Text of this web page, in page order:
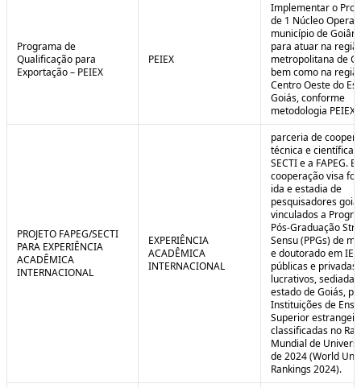
Programa de
Qualificação para
Exportação – PEIEX
PEIEX
Implementar o
de 1 Núcleo
município de
para atuar na
metropolitana de
bem como na
Centro Oeste do
Goiás, conforme
metodologia PEIEX.
PROJETO FAPEG/SECTI
PARA EXPERIÊNCIA
ACADÊMICA
INTERNACIONAL
EXPERIÊNCIA
ACADÊMICA
INTERNACIONAL
parceria de
técnica e científica
SECTI e a FAPEG.
cooperação visa
ida e estadia de
pesquisadores
vinculados a
Pós-Graduação
Sensu (PPGs) de
e doutorado em IES
públicas e privadas
lucrativos,
estado de Goiás,
Instituições de
Superior
classificadas no
Mundial de
de 2024 (World
Rankings 2024).